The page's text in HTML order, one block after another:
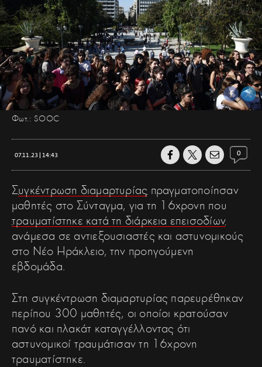
Φωτ.: SOOC
07.11.23 | 14:43 0
Συγκέντρωση διαμαρτυρίας πραγματοποίησαν
μαθητές στο Σύνταγμα, για τη 16χρονη που
τραυματίστηκε κατά τη διάρκεια επεισοδίων
ανάμεσα σε αντιεξουσιαστές και αστυνομικούς
στο Νέο Ηράκλειο, την προηγούμενη
εβδομάδα.
Στη συγκέντρωση διαμαρτυρίας παρευρέθηκαν
περίπου 300 μαθητές, οι οποίοι κρατούσαν
πανό και πλακάτ καταγγέλλοντας ότι
αστυνομικοί τραυμάτισαν τη 16χρονη
τραυματίστηκε.